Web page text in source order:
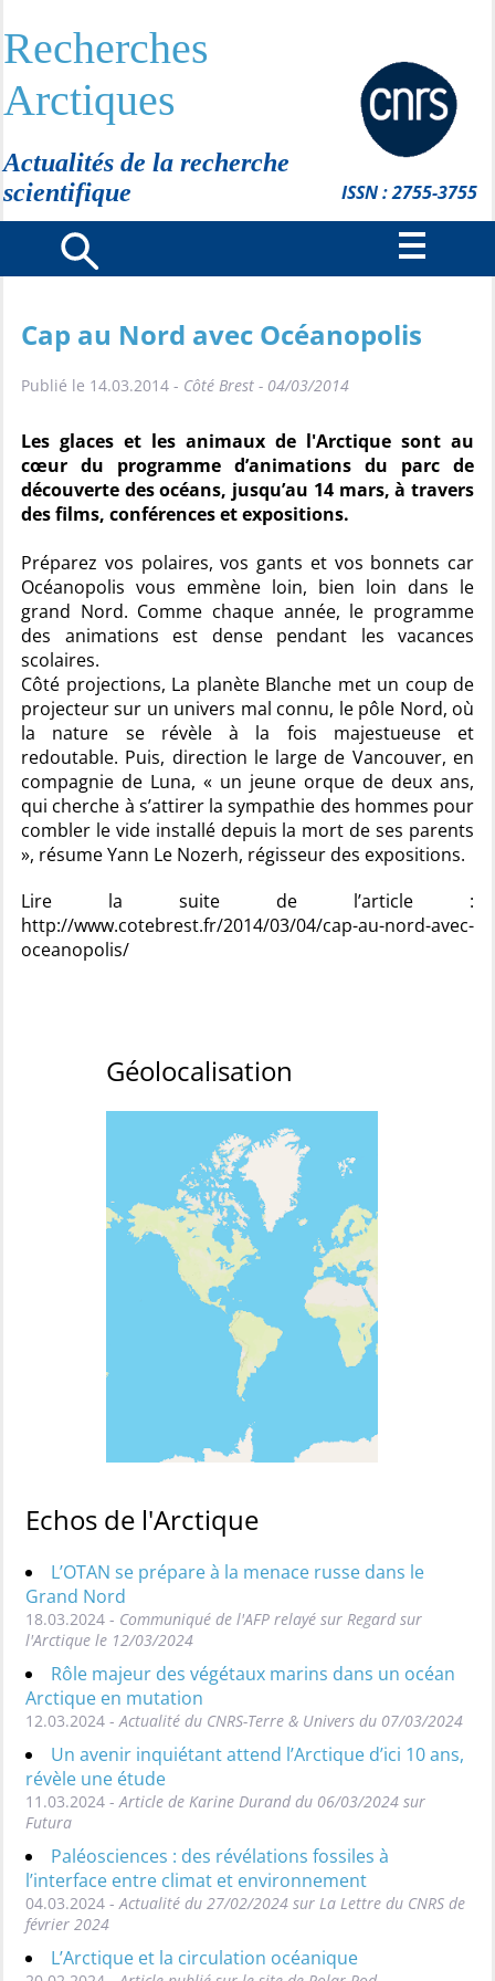
Recherches
Arctiques
Actualités de la recherche
scientifique
ISSN : 2755-3755
Cap au Nord avec Océanopolis
Publié le 14.03.2014 - Côté Brest - 04/03/2014
Les glaces et les animaux de l'Arctique sont au
cœur du programme d’animations du parc de
découverte des océans, jusqu’au 14 mars, à travers
des films, conférences et expositions.
Préparez vos polaires, vos gants et vos bonnets car
Océanopolis vous emmène loin, bien loin dans le
grand Nord. Comme chaque année, le programme
des animations est dense pendant les vacances
scolaires.
Côté projections, La planète Blanche met un coup de
projecteur sur un univers mal connu, le pôle Nord, où
la nature se révèle à la fois majestueuse et
redoutable. Puis, direction le large de Vancouver, en
compagnie de Luna, « un jeune orque de deux ans,
qui cherche à s’attirer la sympathie des hommes pour
combler le vide installé depuis la mort de ses parents
», résume Yann Le Nozerh, régisseur des expositions.
Lire la suite de l’article :
http://www.cotebrest.fr/2014/03/04/cap-au-nord-avec-
oceanopolis/
Géolocalisation
Echos de l'Arctique
L’OTAN se prépare à la menace russe dans le
Grand Nord
18.03.2024 - Communiqué de l'AFP relayé sur Regard sur
l'Arctique le 12/03/2024
Rôle majeur des végétaux marins dans un océan
Arctique en mutation
12.03.2024 - Actualité du CNRS-Terre & Univers du 07/03/2024
Un avenir inquiétant attend l’Arctique d’ici 10 ans,
révèle une étude
11.03.2024 - Article de Karine Durand du 06/03/2024 sur
Futura
Paléosciences : des révélations fossiles à
l’interface entre climat et environnement
04.03.2024 - Actualité du 27/02/2024 sur La Lettre du CNRS de
février 2024
L’Arctique et la circulation océanique